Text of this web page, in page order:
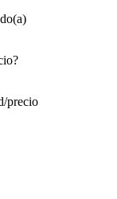
precio